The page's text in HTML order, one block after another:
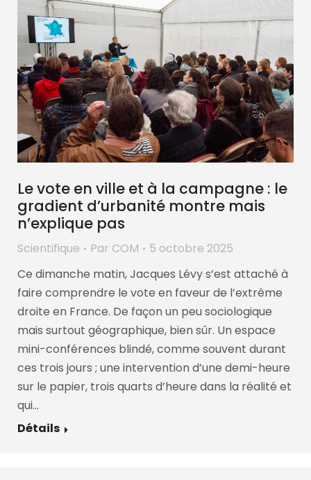
Le vote en ville et à la campagne : le
gradient d’urbanité montre mais
n’explique pas
Scientifique Par COM
5 octobre 2025
Ce dimanche matin, Jacques Lévy s’est attaché à
faire comprendre le vote en faveur de l’extrême
droite en France. De façon un peu sociologique
mais surtout géographique, bien sûr. Un espace
mini-conférences blindé, comme souvent durant
ces trois jours ; une intervention d’une demi-heure
sur le papier, trois quarts d’heure dans la réalité et
qui…
Détails